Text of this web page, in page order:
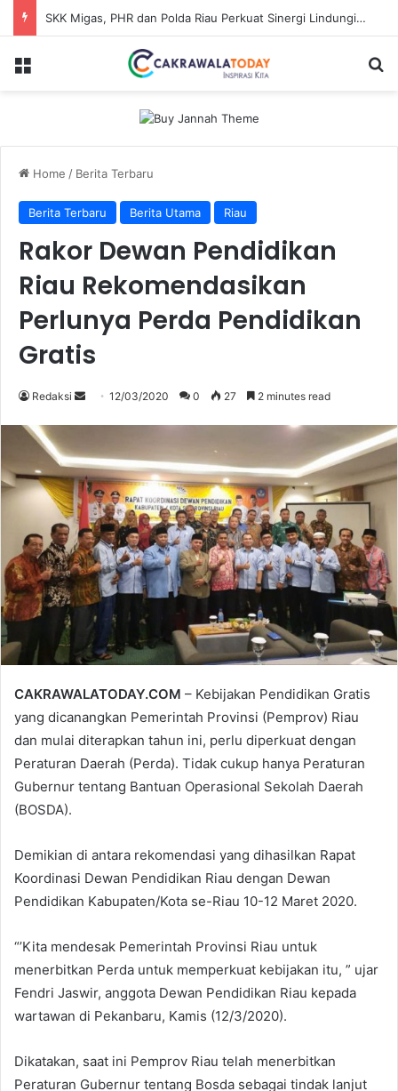
SKK Migas, PHR dan Polda Riau Perkuat Sinergi Lindungi Aset Negara demi Menjaga Ketahanan Energi Nasional
Menu
Home / Berita Terbaru
Berita Terbaru Berita Utama Riau
Rakor Dewan Pendidikan
Riau Rekomendasikan
Perlunya Perda Pendidikan
Gratis
Redaksi
Send12/03/2020 0 27 2 minutes read
CAKRAWALATODAY.COM – Kebijakan Pendidikan Gratis
yang dicanangkan Pemerintah Provinsi (Pemprov) Riau
dan mulai diterapkan tahun ini, perlu diperkuat dengan
Peraturan Daerah (Perda). Tidak cukup hanya Peraturan
Gubernur tentang Bantuan Operasional Sekolah Daerah
(BOSDA).
Demikian di antara rekomendasi yang dihasilkan Rapat
Koordinasi Dewan Pendidikan Riau dengan Dewan
Pendidikan Kabupaten/Kota se-Riau 10-12 Maret 2020.
“’Kita mendesak Pemerintah Provinsi Riau untuk
menerbitkan Perda untuk memperkuat kebijakan itu, ” ujar
Fendri Jaswir, anggota Dewan Pendidikan Riau kepada
wartawan di Pekanbaru, Kamis (12/3/2020).
Dikatakan, saat ini Pemprov Riau telah menerbitkan
Peraturan Gubernur tentang Bosda sebagai tindak lanjut